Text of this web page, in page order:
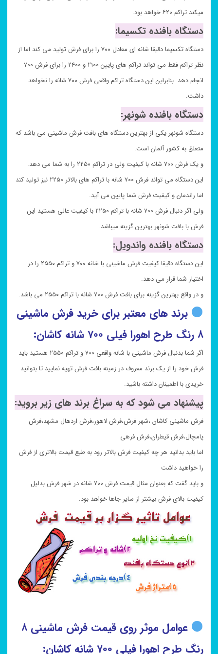
میکند تراکم ۶۲۰ خواهد بود.
دستگاه بافنده تکسیما:
دستگاه تکسیما دقیقا شانه ای معادل ۷۰۰ را برای فرش تولید می کند اما از
نظر تراکم فقط می تواند تراکم های پایین ۲۱۰۰ و ۲۴۰۰ را برای فرش ۷۰۰
انجام دهد. بنابراین این دستگاه تراکم واقعی فرش ۷۰۰ شانه را نخواهد
داشت.
دستگاه بافنده شونهر:
دستگاه شونهر یکی از بهترین دستگاه های بافت فرش ماشینی می باشد که
متعلق به کشور آلمان است.
و یک فرش ۷۰۰ شانه با کیفیت ولی در تراکم ۲۲۵۰ را به شما می دهد.
این دستگاه می تواند فرش ۷۰۰ شانه با تراکم های بالاتر ۲۲۵۰ نیز تولید کند
اما راندمان و کیفیت فرش شما پایین می آید.
ولی اگر دنبال فرش ۷۰۰ شانه با تراکم ۲۲۵۰ با کیفیت عالی هستید این
فرش با بافت شونهر بهترین گزینه میباشد.
دستگاه بافنده واندویل:
این دستگاه دقیقا کیفیت فرش ماشینی با شانه ۷۰۰ و تراکم ۲۵۵۰ را در
اختیار شما قرار می دهد.
و در واقع بهترین گزینه برای بافت فرش ۷۰۰ شانه با تراکم ۲۵۵۰ می باشد.
برند های معتبر برای خرید فرش ماشینی
۸ رنگ طرح اهورا فیلی ۷۰۰ شانه کاشان:
اگر شما بدنبال فرش ماشینی با شانه واقعی ۷۰۰ و تراکم ۲۵۵۰ هستید باید
فرش خود را از یک برند معروف در زمینه بافت فرش تهیه نمایید تا بتوانید
خریدی با اطمینان داشته باشید.
پیشنهاد می شود که به سراغ برند های زیر بروید:
فرش ماشینی کاشان ،شهر فرش،فرش لاهور،فرش اردهال مشهد،فرش
پامچال،فرش قیطران،فرش فرهی
اما باید بدانید هر چه کیفیت فرش بالاتر رود به طبع قیمت بالاتری از فرش
را خواهید داشت
و باید گفت که بعنوان مثال قیمت فرش ۷۰۰ شانه در شهر فرش بدلیل
کیفیت بالای فرش بیشتر از سایر جاها خواهد بود.
عوامل موثر روی قیمت فرش ماشینی ۸
رنگ طرح اهورا فیلی ۷۰۰ شانه کاشان: